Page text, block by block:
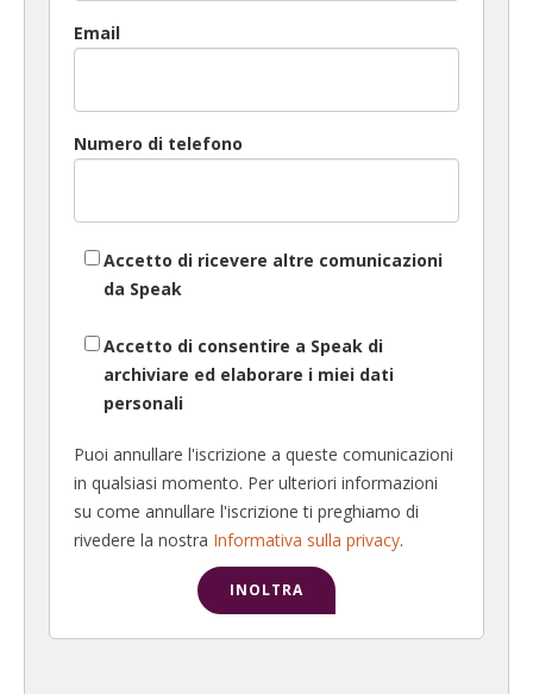
Email
Numero di telefono
Accetto di ricevere altre comunicazioni
da Speak
Accetto di consentire a Speak di
archiviare ed elaborare i miei dati
personali
Puoi annullare l'iscrizione a queste comunicazioni
in qualsiasi momento. Per ulteriori informazioni
su come annullare l'iscrizione ti preghiamo di
rivedere la nostra Informativa sulla privacy.